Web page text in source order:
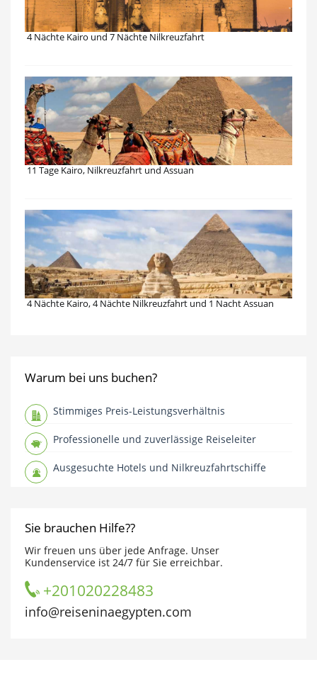
4 Nächte Kairo und 7 Nächte Nilkreuzfahrt
11 Tage Kairo, Nilkreuzfahrt und Assuan
4 Nächte Kairo, 4 Nächte Nilkreuzfahrt und 1 Nacht Assuan
Warum bei uns buchen?
Stimmiges Preis-Leistungsverhältnis
Professionelle und zuverlässige Reiseleiter
Ausgesuchte Hotels und Nilkreuzfahrtschiffe
Sie brauchen Hilfe??
Wir freuen uns über jede Anfrage. Unser
Kundenservice ist 24/7 für Sie erreichbar.
+201020228483
info@reiseninaegypten.com